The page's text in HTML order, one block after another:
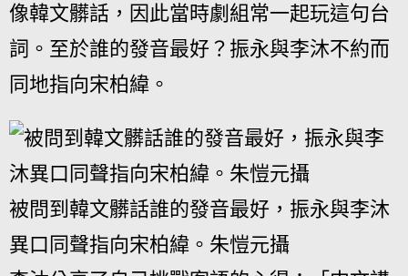
像韓文髒話，因此當時劇組常一起玩這句台
詞。至於誰的發音最好？振永與李沐不約而
同地指向宋柏緯。
被問到韓文髒話誰的發音最好，振永與李沐
異口同聲指向宋柏緯。朱愷元攝